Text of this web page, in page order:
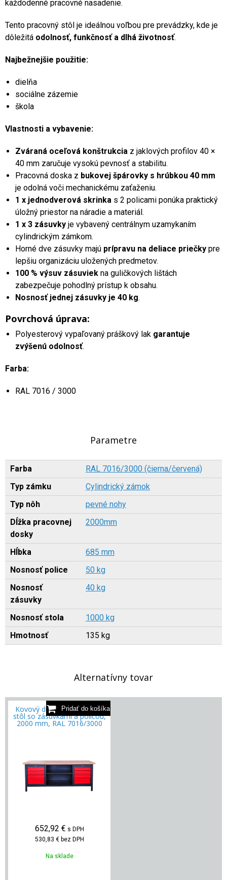
každodenné pracovné nasadenie.
Tento pracovný stôl je ideálnou voľbou pre prevádzky, kde je
dôležitá odolnosť, funkčnosť a dlhá životnosť.
Najbežnejšie použitie:
dielňa
sociálne zázemie
škola
Vlastnosti a vybavenie:
Zváraná oceľová konštrukcia z jaklových profilov 40 ×
40 mm zaručuje vysokú pevnosť a stabilitu.
Pracovná doska z bukovej špárovky s hrúbkou 40 mm
je odolná voči mechanickému zaťaženiu.
1 x jednodverová skrinka s 2 policami ponúka praktický
úložný priestor na náradie a materiál.
1 x 3 zásuvky je vybavený centrálnym uzamykaním
cylindrickým zámkom.
Horné dve zásuvky majú prípravu na deliace priečky pre
lepšiu organizáciu uložených predmetov.
100 % výsuv zásuviek na guličkových lištách
zabezpečuje pohodlný prístup k obsahu.
Nosnosť jednej zásuvky je 40 kg.
Povrchová úprava:
Polyesterový vypaľovaný práškový lak garantuje
zvýšenú odolnosť.
Farba:
RAL 7016 / 3000
Parametre
Farba
RAL 7016/3000 (čierna/červená)
Typ zámku
Cylindrický zámok
Typ nôh
pevné nohy
Dĺžka pracovnej
dosky
2000mm
Hĺbka
685 mm
Nosnosť police
50 kg
Nosnosť
zásuvky
40 kg
Nosnosť stola
1000 kg
Hmotnosť
135 kg
Alternatívny tovar
Kovový dielenský pracovný
stôl so zásuvkami a policou,
2000 mm, RAL 7016/3000
652,92 € s DPH
530,83 € bez DPH
Na sklade